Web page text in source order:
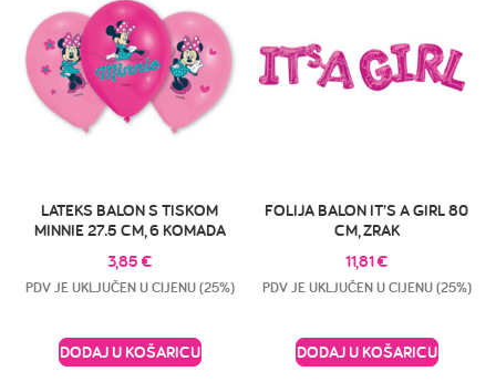
LATEKS BALON S TISKOM
MINNIE 27.5 CM, 6 KOMADA
3,85 €
PDV JE UKLJUČEN U CIJENU (25%)
DODAJ U KOŠARICU
FOLIJA BALON IT’S A GIRL 80
CM, ZRAK
11,81€
PDV JE UKLJUČEN U CIJENU (25%)
DODAJ U KOŠARICU